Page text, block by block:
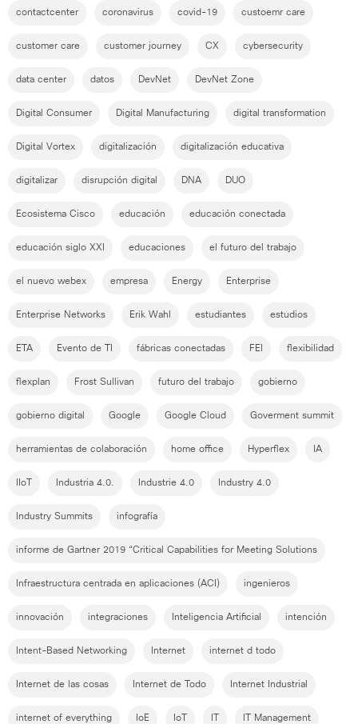
contactcenter coronavirus covid-19 custoemr care
customer care customer journey CX cybersecurity
data center datos DevNet DevNet Zone
Digital Consumer Digital Manufacturing digital transformation
Digital Vortex digitalización digitalización educativa
digitalizar disrupción digital DNA DUO
Ecosistema Cisco educación educación conectada
educación siglo XXI educaciones el futuro del trabajo
el nuevo webex empresa Energy Enterprise
Enterprise Networks Erik Wahl estudiantes estudios
ETA Evento de TI fábricas conectadas FEI flexibilidad
flexplan Frost Sullivan futuro del trabajo gobierno
gobierno digital Google Google Cloud Goverment summit
herramientas de colaboración home office Hyperflex IA
IIoT Industria 4.0. Industrie 4.0 Industry 4.0
Industry Summits infografía
informe de Gartner 2019 “Critical Capabilities for Meeting Solutions
Infraestructura centrada en aplicaciones (ACI) ingenieros
innovación integraciones Inteligencia Artificial intención
Intent-Based Networking Internet internet d todo
Internet de las cosas Internet de Todo Internet Industrial
internet of everything IoE IoT IT Management